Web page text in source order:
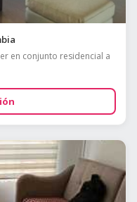
en conjunto residencial a